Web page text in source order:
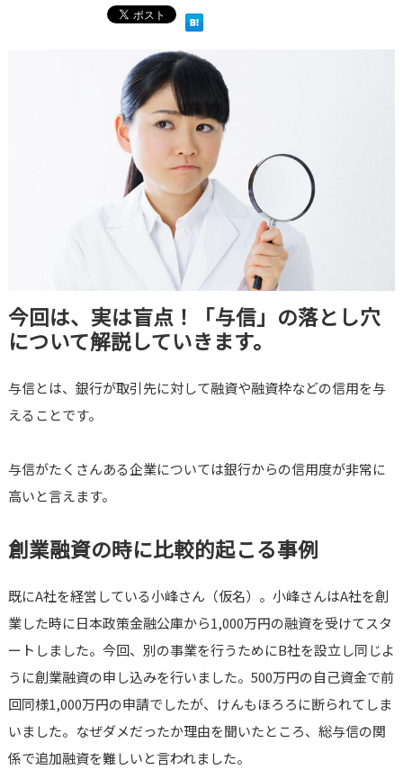
今回は、実は盲点！「与信」の落とし穴
について解説していきます。
与信とは、銀行が取引先に対して融資や融資枠などの信用を与
えることです。
与信がたくさんある企業については銀行からの信用度が非常に
高いと言えます。
創業融資の時に比較的起こる事例
既にA社を経営している小峰さん（仮名）。小峰さんはA社を創
業した時に日本政策金融公庫から1,000万円の融資を受けてスタ
ートしました。今回、別の事業を行うためにB社を設立し同じよ
うに創業融資の申し込みを行いました。500万円の自己資金で前
回同様1,000万円の申請でしたが、けんもほろろに断られてしま
いました。なぜダメだったか理由を聞いたところ、総与信の関
係で追加融資を難しいと言われました。